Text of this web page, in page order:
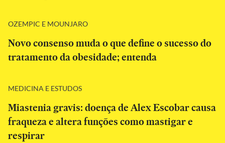
OZEMPIC E MOUNJARO
Novo consenso muda o que define o sucesso do
tratamento da obesidade; entenda
MEDICINA E ESTUDOS
Miastenia gravis: doença de Alex Escobar causa
fraqueza e altera funções como mastigar e
respirar